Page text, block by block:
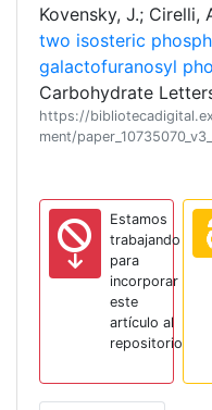
Kovensky, J.; Cirelli,
two isosteric
galactofuranosyl
Carbohydrate
https://
ment/
Estamos
trabajando
para
incorporar
este
artículo al
repositorio